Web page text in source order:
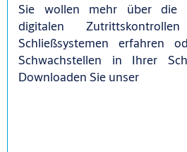
Sie wollen mehr über die
digitalen
Schließsystemen erfahren
Schwachstellen in Ihrer
Downloaden Sie unser